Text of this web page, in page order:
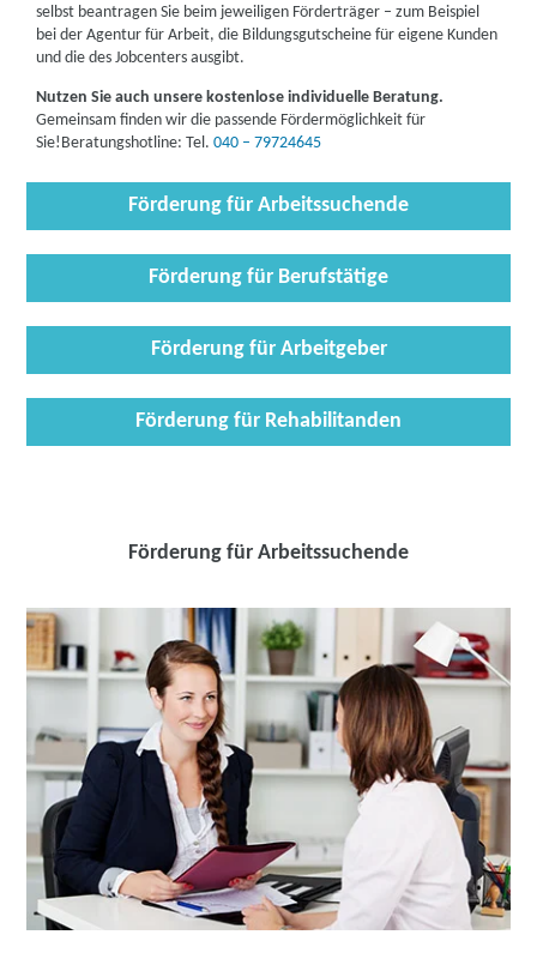
selbst beantragen Sie beim jeweiligen Förderträger – zum Beispiel
bei der Agentur für Arbeit, die Bildungsgutscheine für eigene Kunden
und die des Jobcenters ausgibt.
Nutzen Sie auch unsere kostenlose individuelle Beratung.
Gemeinsam finden wir die passende Fördermöglichkeit für
Sie! Beratungshotline: Tel.040 – 79724645
Förderung für Arbeitssuchende
Förderung für Berufstätige
Förderung für Arbeitgeber
Förderung für Rehabilitanden
Förderung für Arbeitssuchende